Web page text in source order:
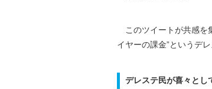
このツイートが共感を
イヤーの課金”というデ
デレステ民が喜々とし